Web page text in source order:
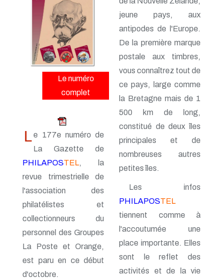
n° 163 - Avril 2015
n° 162 - Janvier 2015
n° 161 - Octobre 2014
n° 160 - Juillet 2014
n° 159 - Avril 2014
n° 158 - Janvier 2014
n° 157 - Octobre 2013
n° 156 -Juillet 2013
n° 155 - Avril 2013
n° 154 - Janvier 2013
n° 153 - Octobre 2012
n° 151 - Avril 2012
n° 150 - Janvier 2012
n° 148 - Juillet 2011
n° 147 - Avril 2011
n° 145 - Octobre 2010
n° 144 - Juillet 2010
n° 143 - Avril 2010
n° 141 - Octobre 2009
n° 140 - Juillet 2009
n° 138 - Janvier 2009
n° 137 - Octobre 2008
n° 136 - Juillet 2008
Le numéro
complet
Le 177e numéro de
La Gazette de
PHILAPOSTEL, la
revue trimestrielle de
l'association des
philatélistes et
collectionneurs du
personnel des Groupes
La Poste et Orange,
est paru en ce début
d'octobre.
jeune pays, aux
antipodes de l'Europe.
De la première marque
postale aux timbres,
vous connaîtrez tout de
ce pays, large comme
la Bretagne mais de 1
500 km de long,
constitué de deux îles
principales et de
nombreuses autres
petites îles.
Les infos
PHILAPOSTEL
tiennent comme à
l'accoutumée une
place importante. Elles
sont le reflet des
activités et de la vie